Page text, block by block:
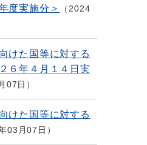
度実施分＞
2024
けた国等に対する
６年４月１４日実
07日
けた国等に対する
03月07日